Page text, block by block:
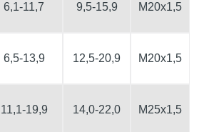
6,1-11,7 9,5-15,9 М20х1,5
6,5-13,9 12,5-20,9 М20х1,5
11,1-19,9 14,0-22,0 М25х1,5